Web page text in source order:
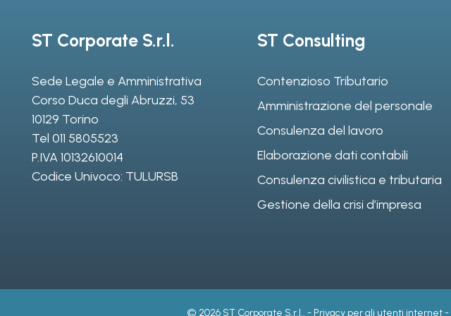
ST Corporate S.r.l.
Sede Legale e Amministrativa
Corso Duca degli Abruzzi, 53
10129 Torino
Tel 011 5805523
P.IVA 10132610014
Codice Univoco: TULURSB
ST Consulting
Contenzioso Tributario
Amministrazione del personale
Consulenza del lavoro
Elaborazione dati contabili
Consulenza civilistica e tributaria
Gestione della crisi d’impresa
© 2026 ST Corporate S.r.l.. - Privacy per gli utenti internet-